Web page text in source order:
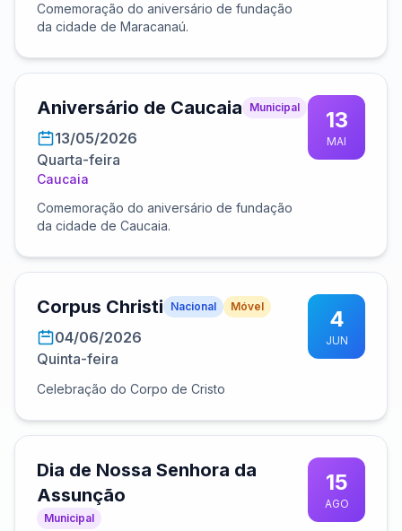
Comemoração do aniversário de fundação
da cidade de Maracanaú.
Aniversário de Caucaia Municipal
13/05/2026
Quarta-feira
Caucaia
Comemoração do aniversário de fundação
da cidade de Caucaia.
13
MAI
Corpus Christi Nacional Móvel
04/06/2026
Quinta-feira
Celebração do Corpo de Cristo
4
JUN
Dia de Nossa Senhora da
Assunção
Municipal
15
AGO